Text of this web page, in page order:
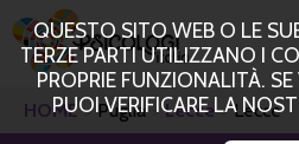
QUESTO SITO WEB O LE
TERZE PARTI UTILIZZANO I
PROPRIE FUNZIONALITÀ.
PUOI VERIFICARE LA
HOME Puglia Lecce Lecce